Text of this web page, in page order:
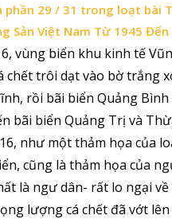
phần 29 / 31 trong loạt bài
Sản Việt Nam Từ 1945 Đến
vùng biển khu kinh tế
chết trôi dạt vào bờ trắng
rồi bãi biển Quảng
bãi biển Quảng Trị và
như một thảm họa của
cũng là thảm họa của
là ngư dân- rất lo ngại
lượng cá chết đã vớt